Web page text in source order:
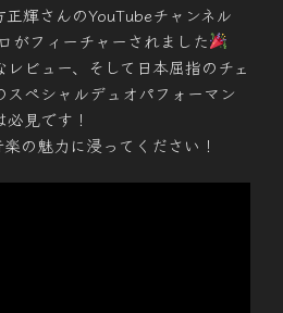
輝さんのYouTubeチャンネル
がフィーチャーされました
ビュー、そして日本屈指のチェ
スペシャルデュオパフォーマン
見です！
の魅力に浸ってください！